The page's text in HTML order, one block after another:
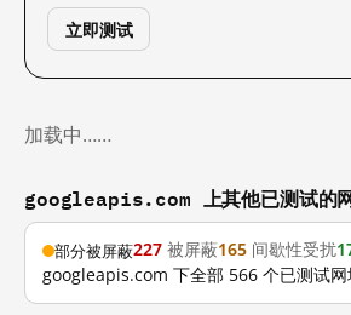
立即测试
加载中……
googleapis.com 上其他已测试的
部分被屏蔽227 被屏蔽165 间歇性受扰
googleapis.com 下全部 566 个已测试